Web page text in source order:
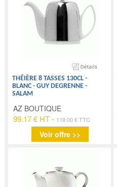
THÉIÈRE 8 TASSES 130CL -
BLANC - GUY DEGRENNE -
SALAM
AZ BOUTIQUE
99.17 € HT - 119.00 € TTC
Voir offre >>